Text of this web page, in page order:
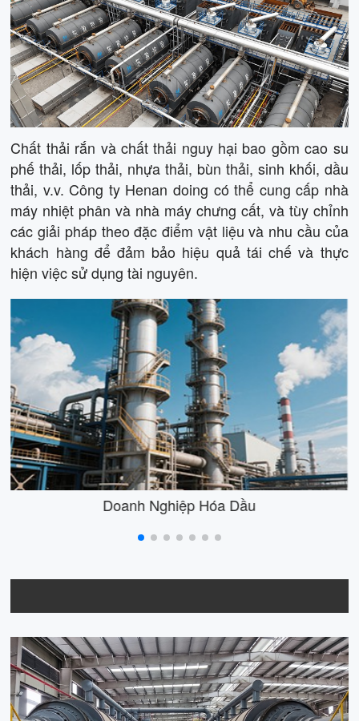
Chất thải rắn và chất thải nguy hại bao gồm cao su
phế thải, lốp thải, nhựa thải, bùn thải, sinh khối, dầu
thải, v.v. Công ty Henan doing có thể cung cấp nhà
máy nhiệt phân và nhà máy chưng cất, và tùy chỉnh
các giải pháp theo đặc điểm vật liệu và nhu cầu của
khách hàng để đảm bảo hiệu quả tái chế và thực
hiện việc sử dụng tài nguyên.
Doanh Nghiệp Hóa Dầu